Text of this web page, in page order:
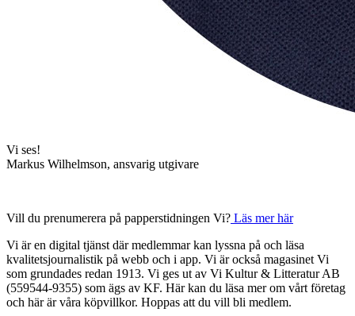
Vi ses!
Markus Wilhelmson, ansvarig utgivare
Vill du prenumerera på papperstidningen Vi? Läs mer här
Vi är en digital tjänst där medlemmar kan lyssna på och läsa
kvalitetsjournalistik på webb och i app. Vi är också magasinet Vi
som grundades redan 1913. Vi ges ut av Vi Kultur & Litteratur AB
(559544-9355) som ägs av KF. Här kan du läsa mer om vårt företag
och här är våra köpvillkor. Hoppas att du vill bli medlem.